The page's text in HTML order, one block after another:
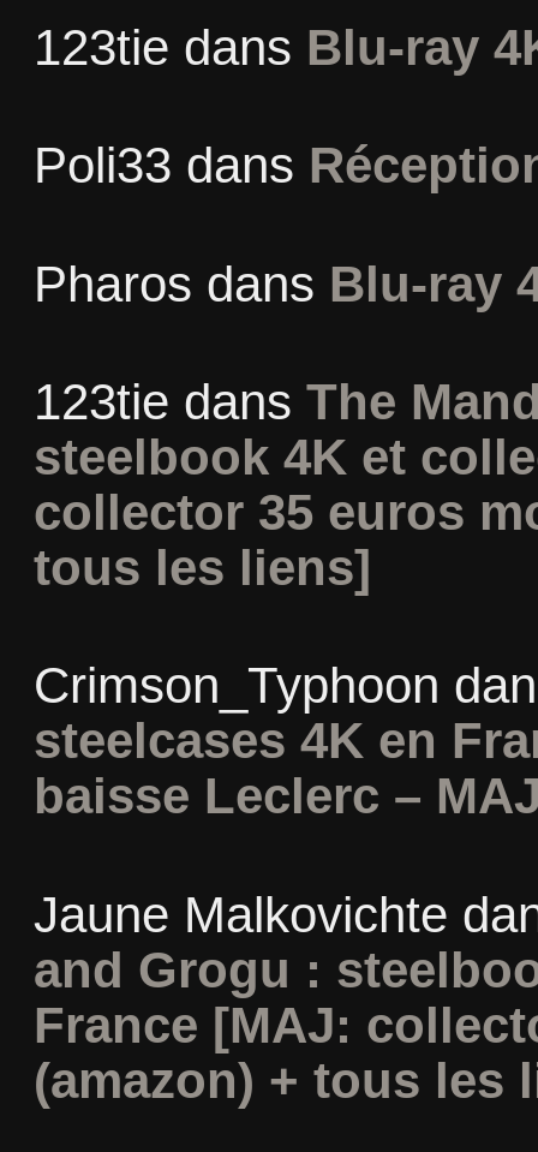
123tie dans Blu-ray
Poli33 dans
Pharos dans Blu-ray
123tie dans The
steelbook 4K et
collector 35 euros
tous les liens]
Crimson_Typhoon
steelcases 4K en
baisse Leclerc –
Jaune Malkovichte
and Grogu :
France [MAJ:
(amazon) + tous les